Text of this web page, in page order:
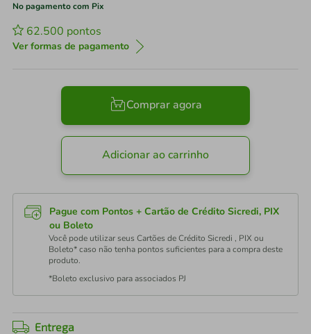
No pagamento com Pix
62.500 pontos
Ver formas de pagamento
Comprar agora
Adicionar ao carrinho
Pague com Pontos + Cartão de Crédito Sicredi, PIX
ou Boleto
Você pode utilizar seus Cartões de Crédito Sicredi , PIX ou
Boleto* caso não tenha pontos suficientes para a compra deste
produto.
*Boleto exclusivo para associados PJ
Entrega